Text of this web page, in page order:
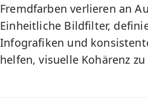
Fremdfarben verlieren an
Einheitliche Bildfilter,
Infografiken und
helfen, visuelle Kohärenz